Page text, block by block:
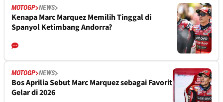
MOTOGP NEWS
Kenapa Marc Marquez Memilih Tinggal di
Spanyol Ketimbang Andorra?
MOTOGP NEWS
Bos Aprilia Sebut Marc Marquez sebagai Favorit
Gelar di 2026